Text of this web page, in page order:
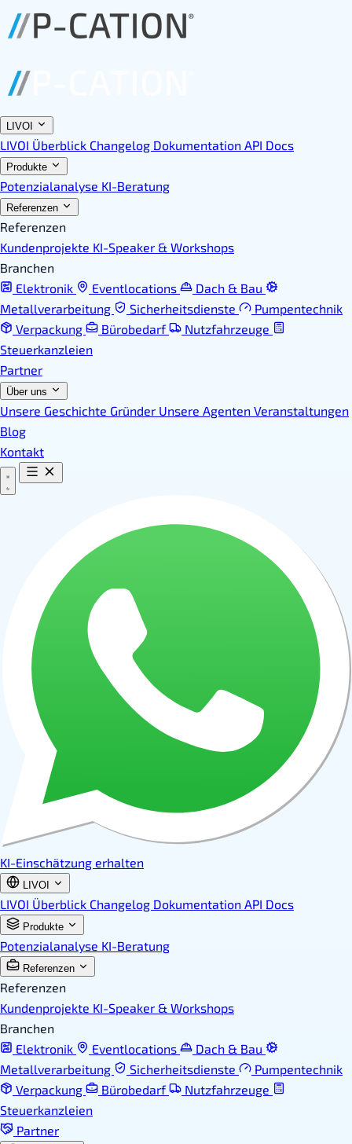
LIVOI
LIVOI Überblick Changelog Dokumentation API Docs
Produkte
Potenzialanalyse KI-Beratung
Referenzen
Referenzen
Kundenprojekte KI-Speaker & Workshops
Branchen
Elektronik
Eventlocations
Dach & Bau
Metallverarbeitung
Sicherheitsdienste
Pumpentechnik
Verpackung
Bürobedarf
Nutzfahrzeuge
Steuerkanzleien
Partner
Über uns
Unsere Geschichte Gründer Unsere Agenten Veranstaltungen
Blog
Kontakt
KI-Einschätzung erhalten
LIVOI
LIVOI Überblick Changelog Dokumentation API Docs
Produkte
Potenzialanalyse KI-Beratung
Referenzen
Referenzen
Kundenprojekte KI-Speaker & Workshops
Branchen
Elektronik
Eventlocations
Dach & Bau
Metallverarbeitung
Sicherheitsdienste
Pumpentechnik
Verpackung
Bürobedarf
Nutzfahrzeuge
Steuerkanzleien
Partner